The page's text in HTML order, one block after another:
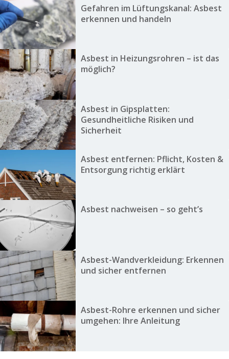
Gefahren im Lüftungskanal: Asbest
erkennen und handeln
Asbest in Heizungsrohren – ist das
möglich?
Asbest in Gipsplatten:
Gesundheitliche Risiken und
Sicherheit
Asbest entfernen: Pflicht, Kosten &
Entsorgung richtig erklärt
Asbest nachweisen – so geht’s
Asbest-Wandverkleidung: Erkennen
und sicher entfernen
Asbest-Rohre erkennen und sicher
umgehen: Ihre Anleitung